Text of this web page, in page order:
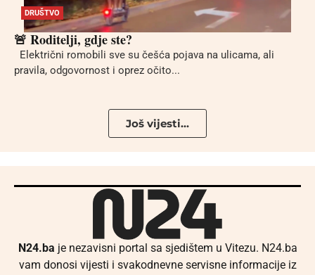
DRUŠTVO
🚨 Roditelji, gdje ste?
Električni romobili sve su češća pojava na ulicama, ali
pravila, odgovornost i oprez očito...
Još vijesti...
N24.ba je nezavisni portal sa sjedištem u Vitezu. N24.ba
vam donosi vijesti i svakodnevne servisne informacije iz